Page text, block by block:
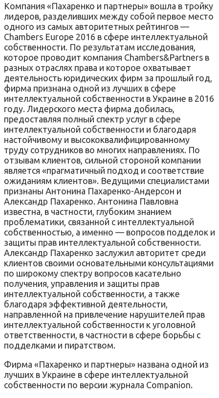
Компания «Пахаренко и партнеры» вошла в тройку
лидеров, разделивших между собой первое место
одного из самых авторитетных рейтингов —
Chambers Europe 2016 в сфере интеллектуальной
собственности. По результатам исследования,
которое проводит компания Chambers&Partners в
разных отраслях права и которое охватывает
деятельность юридических фирм за прошлый год,
фирма признана одной из лучших в сфере
интеллектуальной собственности в Украине в 2016
году. Лидерского места фирма добилась,
предоставляя полный спектр услуг в сфере
интеллектуальной собственности и благодаря
настойчивому и высококвалифицированному
труду сотрудников во многих направлениях. По
отзывам клиентов, сильной стороной компании
является «прагматичный подход и соответствие
ожиданиям клиентов». Ведущими специалистами
признаны Антонина Пахаренко-Андерсон и
Александр Пахаренко. Антонина Павловна
известна, в частности, глубоким знанием
проблематики, связанной с интеллектуальной
собственностью, а именно — вопросов подделок и
защиты прав интеллектуальной собственности.
Александр Пахаренко заслужил авторитет среди
клиентов своими основательными консультациями
по широкому спектру вопросов касательно
получения, управления и защиты прав
интеллектуальной собственности, а также
благодаря эффективной деятельности,
направленной на привлечение нарушителей прав
интеллектуальной собственности к уголовной
ответственности, в частности в сфере борьбы с
подделками и пиратством.
Фирма «Пахаренко и партнеры» названа одной из
лучших в Украине в сфере интеллектуальной
собственности по версии журнала Companion.